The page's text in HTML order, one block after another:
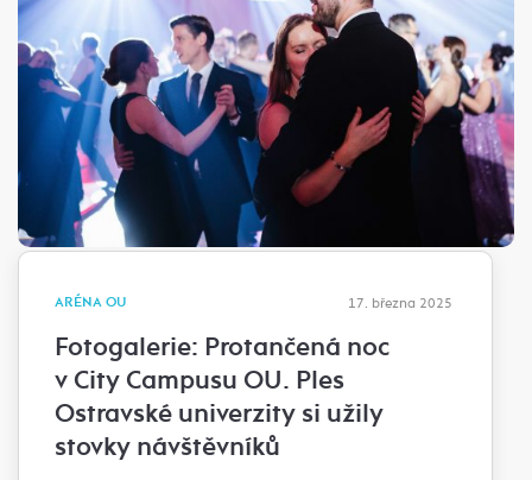
ARÉNA OU 17. března 2025
Fotogalerie: Protančená noc
v City Campusu OU. Ples
Ostravské univerzity si užily
stovky návštěvníků